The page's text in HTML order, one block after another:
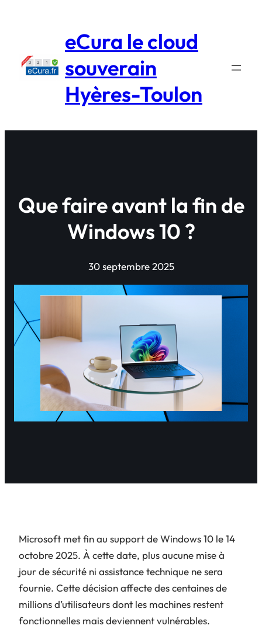
eCura le cloud
souverain
Hyères-Toulon
Que faire avant la fin de
Windows 10 ?
30 septembre 2025
Microsoft met fin au support de Windows 10 le 14
octobre 2025. À cette date, plus aucune mise à
jour de sécurité ni assistance technique ne sera
fournie. Cette décision affecte des centaines de
millions d’utilisateurs dont les machines restent
fonctionnelles mais deviennent vulnérables.